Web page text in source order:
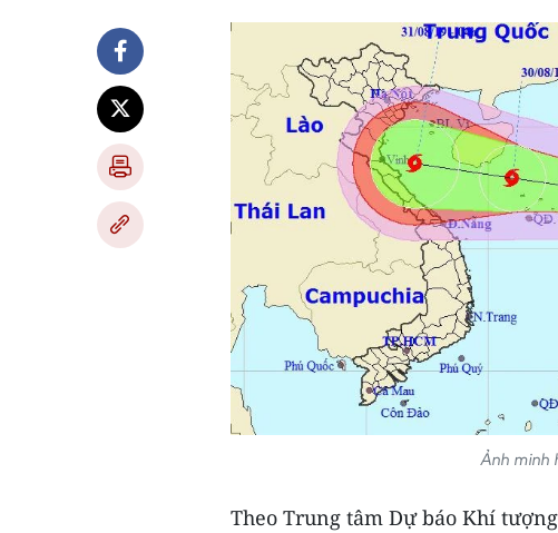
Ảnh minh
Theo Trung tâm Dự báo Khí